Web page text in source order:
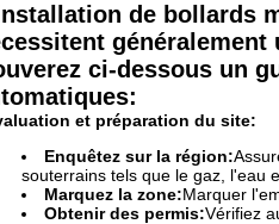
de bollards
ci-dessous un
et préparation du site:
Enquêtez sur la région:
souterrains tels que le gaz, l'eau
Marquez la zone:Marquer
Obtenir des permis:Vérifiez